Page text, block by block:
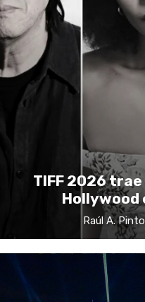
TIFF 2026
Hollywood
Raúl A. Pinto